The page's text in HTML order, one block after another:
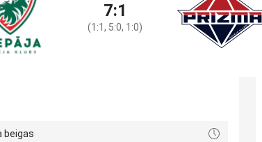
7:1
(1:1, 5:0, 1:0)
beigas